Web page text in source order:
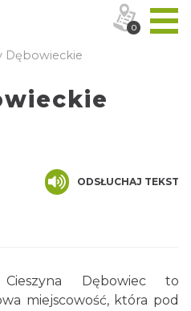
Dębowieckie
ODSŁUCHAJ TEKST
Cieszyna Dębowiec to
miejscowość, która pod
0